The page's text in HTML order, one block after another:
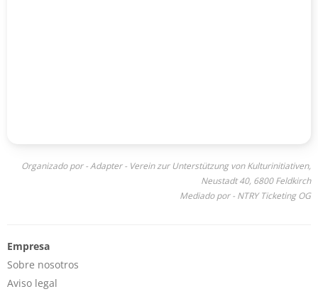
Organizado por - Adapter - Verein zur Unterstützung von Kulturinitiativen,
Neustadt 40, 6800 Feldkirch
Mediado por - NTRY Ticketing OG
Empresa
Sobre nosotros
Aviso legal